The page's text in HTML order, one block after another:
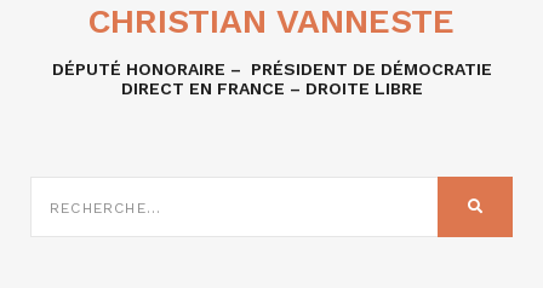
CHRISTIAN VANNESTE
DÉPUTÉ HONORAIRE – PRÉSIDENT DE DÉMOCRATIE
DIRECT EN FRANCE – DROITE LIBRE
SUR